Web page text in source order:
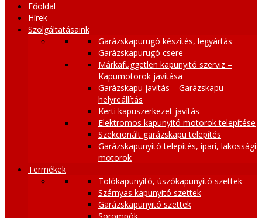
Főoldal
Hírek
Szolgáltatásaink
Garázskapurugó készítés, legyártás
Garázskapurugó csere
Márkafüggetlen kapunyitó szerviz –
Kapumotorok javítása
Garázskapu javítás – Garázskapu
helyreállítás
Kerti kapuszerkezet javítás
Elektromos kapunyitó motorok telepítése
Szekcionált garázskapu telepítés
Garázskapunyitó telepítés, ipari, lakossági
motorok
Termékek
Tolókapunyitó, úszókapunyitó szettek
Szárnyas kapunyitó szettek
Garázskapunyitó szettek